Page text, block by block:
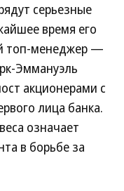
серьезные
время его
топ-менеджер —
Эммануэль
акционерами с
лица банка.
означает
в борьбе за